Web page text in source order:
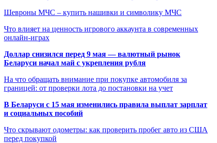
Шевроны МЧС – купить нашивки и символику МЧС
Что влияет на ценность игрового аккаунта в современных
онлайн-играх
Доллар снизился перед 9 мая — валютный рынок
Беларуси начал май с укрепления рубля
На что обращать внимание при покупке автомобиля за
границей: от проверки лота до постановки на учет
В Беларуси с 15 мая изменились правила выплат зарплат
и социальных пособий
Что скрывают одометры: как проверить пробег авто из США
перед покупкой